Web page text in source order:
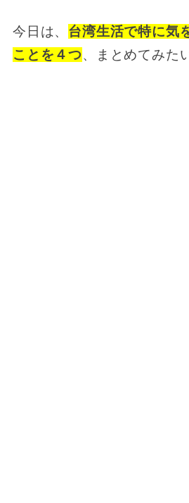
今日は、 台湾生活で特に気
ことを４つ、まとめてみた